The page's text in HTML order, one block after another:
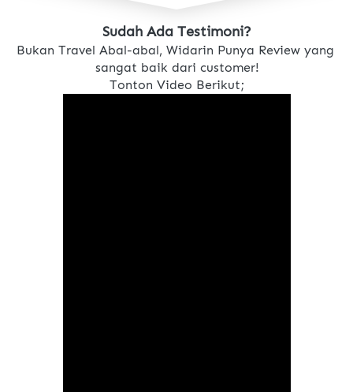
Sudah Ada Testimoni?
Bukan Travel Abal-abal, Widarin Punya Review yang
sangat baik dari customer!
Tonton Video Berikut;